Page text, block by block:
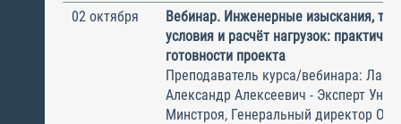
02 октября
Вебинар. Инженерные изыскания,
условия и расчёт нагрузок:
готовности проекта
Преподаватель курса/вебинара:
Александр Алексеевич - Эксперт
Минстроя, Генеральный директор